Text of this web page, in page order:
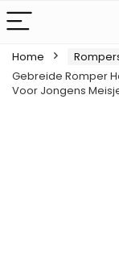
Home
Gebreide Romper
Voor Jongens